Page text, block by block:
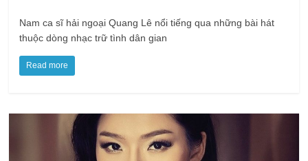
Nam ca sĩ hải ngoại Quang Lê nổi tiếng qua những bài hát
thuộc dòng nhạc trữ tình dân gian
Read more